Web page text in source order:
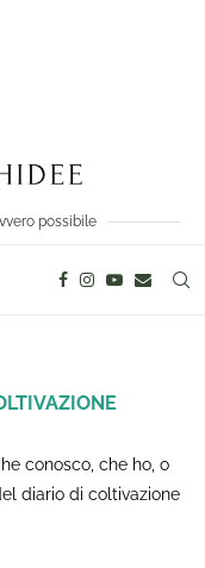
possibile
conosco, che ho, o
diario di coltivazione